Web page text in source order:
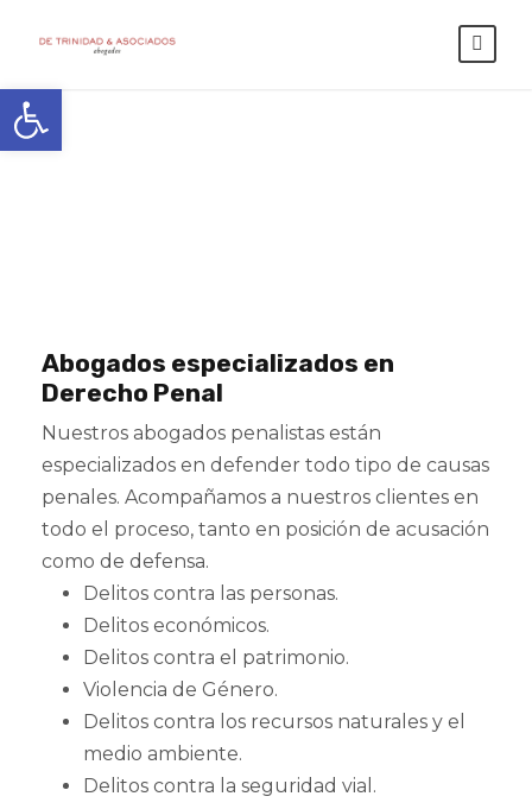
Abrir barra de herramientas
Abogados especializados en
Derecho Penal
Nuestros abogados penalistas están
especializados en defender todo tipo de causas
penales. Acompañamos a nuestros clientes en
todo el proceso, tanto en posición de acusación
como de defensa.
Delitos contra las personas.
Delitos económicos.
Delitos contra el patrimonio.
Violencia de Género.
Delitos contra los recursos naturales y el
medio ambiente.
Delitos contra la seguridad vial.